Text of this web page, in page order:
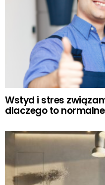
Wstyd i stres
dlaczego to normalne